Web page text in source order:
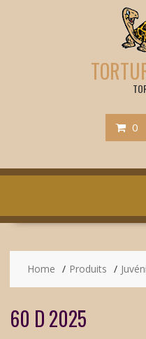
0
Home Produits
60 D 2025